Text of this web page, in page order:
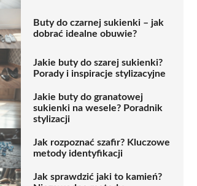
Buty do czarnej sukienki – jak
dobrać idealne obuwie?
Jakie buty do szarej sukienki?
Porady i inspiracje stylizacyjne
Jakie buty do granatowej
sukienki na wesele? Poradnik
stylizacji
Jak rozpoznać szafir? Kluczowe
metody identyfikacji
Jak sprawdzić jaki to kamień?